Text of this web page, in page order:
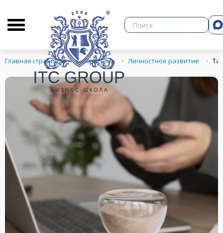
О бизнес-школе Библиотека
Главная страница Библиотека Личностное развитие